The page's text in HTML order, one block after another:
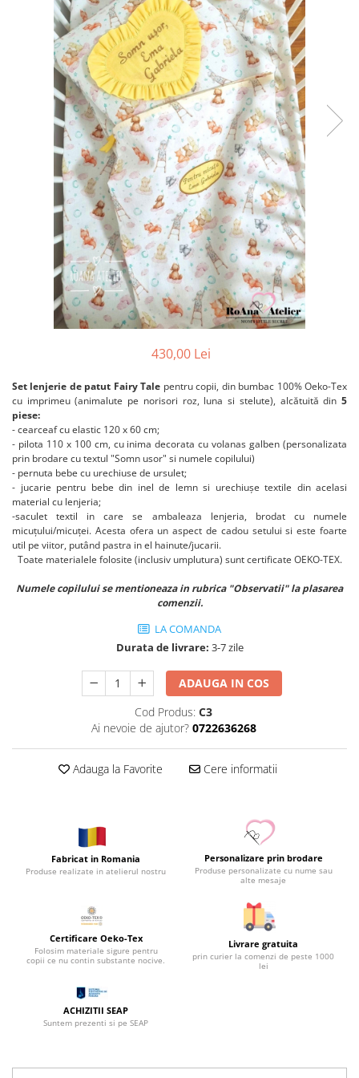
430,00 Lei
Set lenjerie de patut Fairy Tale pentru copii, din bumbac 100% Oeko-Tex
cu imprimeu (animalute pe norisori roz, luna si stelute), alcătuită din 5
piese:
- cearceaf cu elastic 120 x 60 cm;
- pilota 110 x 100 cm, cu inima decorata cu volanas galben (personalizata
prin brodare cu textul "Somn usor" si numele copilului)
- pernuta bebe cu urechiuse de ursulet;
- jucarie pentru bebe din inel de lemn si urechiușe textile din acelasi
material cu lenjeria;
-saculet textil in care se ambaleaza lenjeria, brodat cu numele
micuțului/micuței. Acesta ofera un aspect de cadou setului si este foarte
util pe viitor, putând pastra in el hainute/jucarii.
Toate materialele folosite (inclusiv umplutura) sunt certificate OEKO-TEX.
Numele copilului se mentioneaza in rubrica "Observatii" la plasarea
comenzii.
LA COMANDA
Durata de livrare: 3-7 zile
ADAUGA IN COS
Cod Produs: C3
Ai nevoie de ajutor? 0722636268
Adauga la Favorite Cere informatii
Fabricat in Romania
Produse realizate in atelierul nostru
Personalizare prin brodare
Produse personalizate cu nume sau
alte mesaje
Certificare Oeko-Tex
Folosim materiale sigure pentru
copii ce nu contin substante nocive.
Livrare gratuita
prin curier la comenzi de peste 1000
lei
ACHIZITII SEAP
Suntem prezenti si pe SEAP